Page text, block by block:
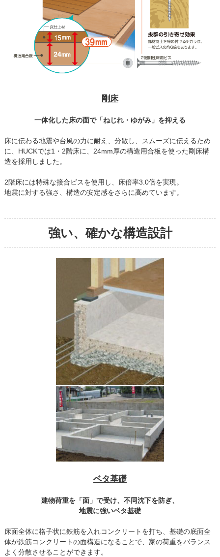
剛床
一体化した床の面で「ねじれ・ゆがみ」を抑える
床に伝わる地震や台風の力に耐え、分散し、スムーズに伝えるため
に、HUCKでは1・2階床に、24mm厚の構造用合板を使った剛床構
造を採用しました。
2階床には特殊な接合ビスを使用し、床倍率3.0倍を実現。
地震に対する強さ、構造の安定感をさらに高めています。
強い、確かな構造設計
ベタ基礎
建物荷重を「面」で受け、不同沈下を防ぎ、
地震に強いベタ基礎
床面全体に格子状に鉄筋を入れコンクリートを打ち、基礎の底面全
体が鉄筋コンクリートの面構造になることで、家の荷重をバランス
よく分散させることができます。